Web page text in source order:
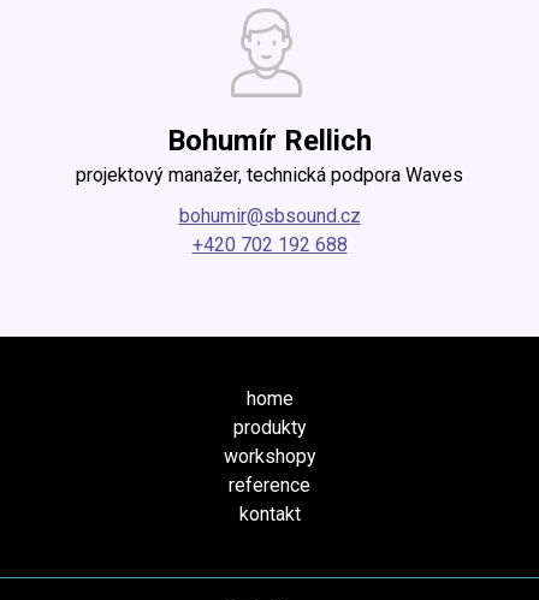
Bohumír Rellich
projektový manažer, technická podpora Waves
bohumir@sbsound.cz
+420 702 192 688
home
produkty
workshopy
reference
kontakt